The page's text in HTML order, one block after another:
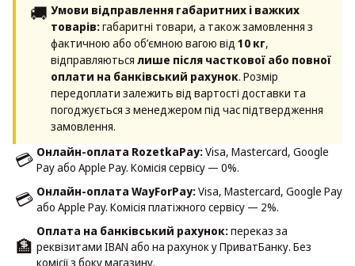
🚚 Умови відправлення габаритних і важких
товарів:габаритні товари, а також замовлення з
фактичною або об’ємною вагою від 10 кг,
відправляються лише після часткової або повної
оплати на банківський рахунок. Розмір
передоплати залежить від вартості доставки та
погоджується з менеджером під час підтвердження
замовлення.
💳 Онлайн-оплата RozetkaPay:Visa, Mastercard, Google
Pay або Apple Pay. Комісія сервісу — 0%.
💳 Онлайн-оплата WayForPay:Visa, Mastercard, Google Pay
або Apple Pay. Комісія платіжного сервісу — 2%.
🏦
Оплата на банківський рахунок:переказ за
реквізитами IBAN або на рахунок у ПриватБанку. Без
комісії з боку магазину.